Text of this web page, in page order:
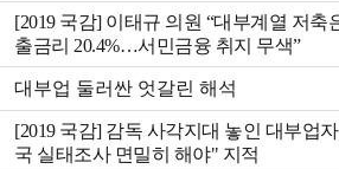
[2019 국감] 이태규 의원 “대부계열 저축
출금리 20.4%…서민금융 취지 무색”
대부업 둘러싼 엇갈린 해석
[2019 국감] 감독 사각지대 놓인 대부업
국 실태조사 면밀히 해야" 지적